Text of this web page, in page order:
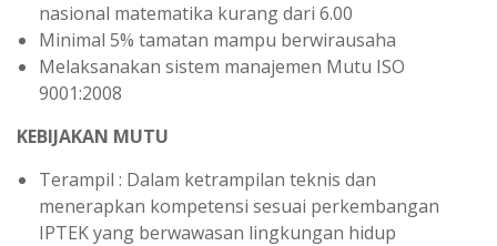
nasional matematika kurang dari 6.00
Minimal 5% tamatan mampu berwirausaha
Melaksanakan sistem manajemen Mutu ISO
9001:2008
KEBIJAKAN MUTU
Terampil : Dalam ketrampilan teknis dan
menerapkan kompetensi sesuai perkembangan
IPTEK yang berwawasan lingkungan hidup